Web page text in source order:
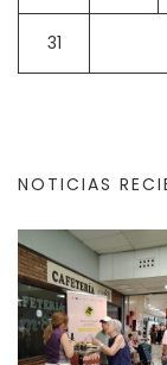
31
NOTICIAS